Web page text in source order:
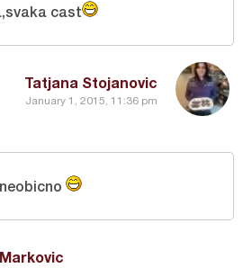
Tatjana Stojanovic
January 1, 2015, 11:36 pm
cast